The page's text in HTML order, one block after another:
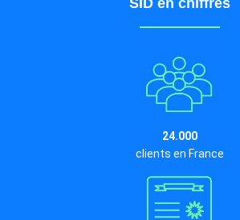
SID en chiffres
24.000
clients en France